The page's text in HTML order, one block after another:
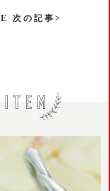
次の記事>